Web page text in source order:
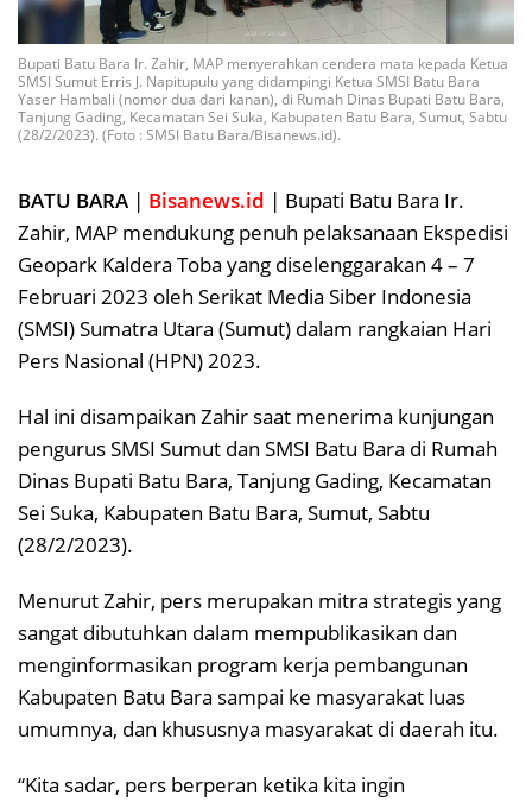
Bupati Batu Bara Ir. Zahir, MAP menyerahkan cendera mata kepada Ketua
SMSI Sumut Erris J. Napitupulu yang didampingi Ketua SMSI Batu Bara
Yaser Hambali (nomor dua dari kanan), di Rumah Dinas Bupati Batu Bara,
Tanjung Gading, Kecamatan Sei Suka, Kabupaten Batu Bara, Sumut, Sabtu
(28/2/2023). (Foto : SMSI Batu Bara/Bisanews.id).
BATU BARA | Bisanews.id | Bupati Batu Bara Ir.
Zahir, MAP mendukung penuh pelaksanaan Ekspedisi
Geopark Kaldera Toba yang diselenggarakan 4 – 7
Februari 2023 oleh Serikat Media Siber Indonesia
(SMSI) Sumatra Utara (Sumut) dalam rangkaian Hari
Pers Nasional (HPN) 2023.
Hal ini disampaikan Zahir saat menerima kunjungan
pengurus SMSI Sumut dan SMSI Batu Bara di Rumah
Dinas Bupati Batu Bara, Tanjung Gading, Kecamatan
Sei Suka, Kabupaten Batu Bara, Sumut, Sabtu
(28/2/2023).
Menurut Zahir, pers merupakan mitra strategis yang
sangat dibutuhkan dalam mempublikasikan dan
menginformasikan program kerja pembangunan
Kabupaten Batu Bara sampai ke masyarakat luas
umumnya, dan khususnya masyarakat di daerah itu.
“Kita sadar, pers berperan ketika kita ingin